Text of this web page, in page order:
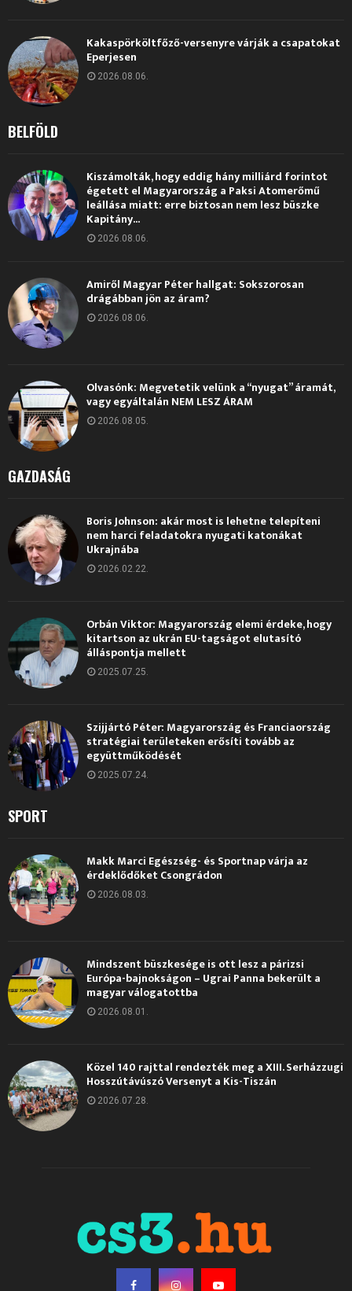
Kakaspörköltfőző-versenyre várják a csapatokat
Eperjesen
2026.08.06.
BELFÖLD
Kiszámolták, hogy eddig hány milliárd forintot
égetett el Magyarország a Paksi Atomerőmű
leállása miatt: erre biztosan nem lesz büszke
Kapitány...
2026.08.06.
Amiről Magyar Péter hallgat: Sokszorosan
drágábban jön az áram?
2026.08.06.
Olvasónk: Megvetetik velünk a “nyugat” áramát,
vagy egyáltalán NEM LESZ ÁRAM
2026.08.05.
GAZDASÁG
Boris Johnson: akár most is lehetne telepíteni
nem harci feladatokra nyugati katonákat
Ukrajnába
2026.02.22.
Orbán Viktor: Magyarország elemi érdeke, hogy
kitartson az ukrán EU-tagságot elutasító
álláspontja mellett
2025.07.25.
Szijjártó Péter: Magyarország és Franciaország
stratégiai területeken erősíti tovább az
együttműködését
2025.07.24.
SPORT
Makk Marci Egészség- és Sportnap várja az
érdeklődőket Csongrádon
2026.08.03.
Mindszent büszkesége is ott lesz a párizsi
Európa-bajnokságon – Ugrai Panna bekerült a
magyar válogatottba
2026.08.01.
Közel 140 rajttal rendezték meg a XIII. Serházzugi
Hosszútávúszó Versenyt a Kis-Tiszán
2026.07.28.